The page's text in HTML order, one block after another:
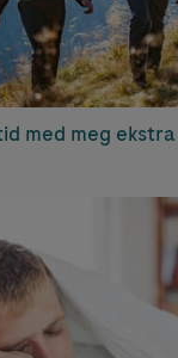
med meg